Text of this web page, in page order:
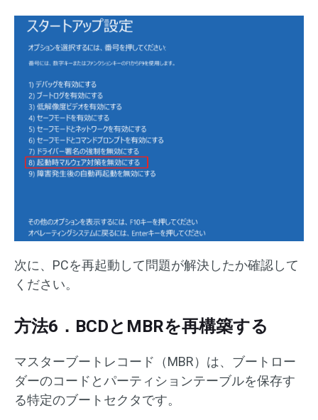
次に、PCを再起動して問題が解決したか確認して
ください。
方法6．BCDとMBRを再構築する
マスターブートレコード（MBR）は、ブートロー
ダーのコードとパーティションテーブルを保存す
る特定のブートセクタです。